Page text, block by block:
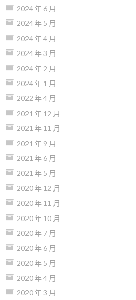
2024 年 6 月
2024 年 5 月
2024 年 4 月
2024 年 3 月
2024 年 2 月
2024 年 1 月
2022 年 4 月
2021 年 12 月
2021 年 11 月
2021 年 9 月
2021 年 6 月
2021 年 5 月
2020 年 12 月
2020 年 11 月
2020 年 10 月
2020 年 7 月
2020 年 6 月
2020 年 5 月
2020 年 4 月
2020 年 3 月